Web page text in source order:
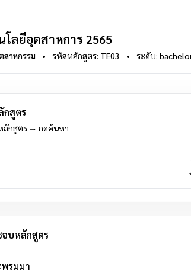
โลยีอุตสาหการ 2565
สาหกรรม • รหัสหลักสูตร: TE03 • ระดับ:
กสูตร
ลักสูตร → กดค้นหา
อบหลักสูตร
รมมา